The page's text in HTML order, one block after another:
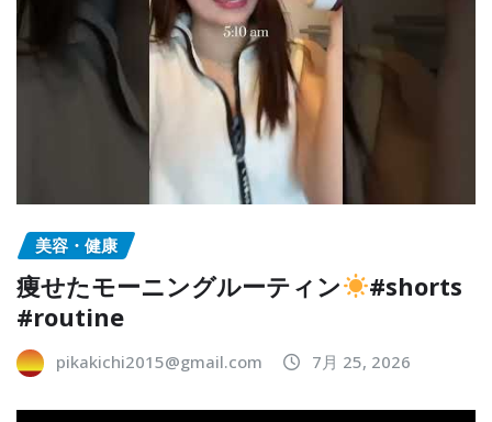
美容・健康
痩せたモーニングルーティン
#shorts
#routine
pikakichi2015@gmail.com 7月 25, 2026